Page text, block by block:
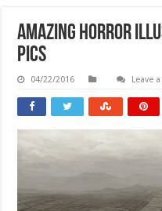
Amazing Horror
Pics
04/22/2016 Leave